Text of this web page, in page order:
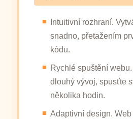
Intuitivní rozhraní.
snadno, přetažením
kódu.
Rychlé spuštění
dlouhý vývoj, spusťte
několika hodin.
Adaptivní design.